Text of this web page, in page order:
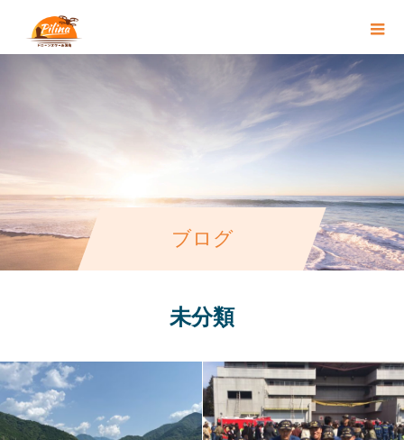
ブログ
未分類